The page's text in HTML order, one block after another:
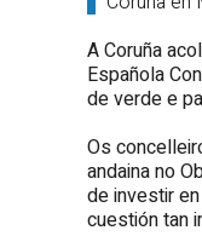
A Coruña
Española
de verde e
Os
andaina no
de investir
cuestión tan